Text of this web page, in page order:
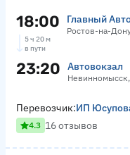
18:00 Главный
Ростов-на-
5 ч 20 м
в пути
23:20 Автовокзал
Перевозчик:ИП
4.3 16 отзывов